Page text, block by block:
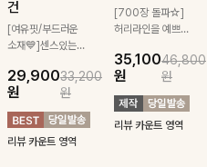
건
[여유핏/부드러운
소재💙]센스있는
귀여운 퍼피 펜던
트로 포인트를 선
사하는 니트 가디
건을 소개할게요 :)
29,900
원
33,200
원
리뷰 카운트 영역
[700장 돌파☆]
허리라인을 예쁘게
깔끔한 스트라이프
패턴에 링클프리!
💙플레어지는 롱한
기장감까지 완벽한
데일리 원피스:B
35,100
원
46,800
원
리뷰 카운트 영역